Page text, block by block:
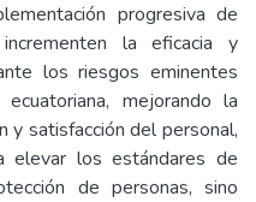
progresiva de
la eficacia y
los riesgos eminentes
mejorando la
y satisfacción del personal,
los estándares de
de personas, sino